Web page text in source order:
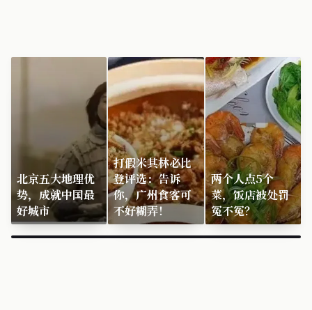
北京五大地理优
势，成就中国最
好城市
打假米其林必比
登评选：告诉
你，广州食客可
不好糊弄！
两个人点5个
菜，饭店被处罚
冤不冤？